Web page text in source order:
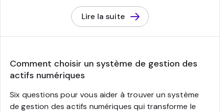
Lire la suite
Comment choisir un système de gestion des
actifs numériques
Six questions pour vous aider à trouver un système
de gestion des actifs numériques qui transforme le